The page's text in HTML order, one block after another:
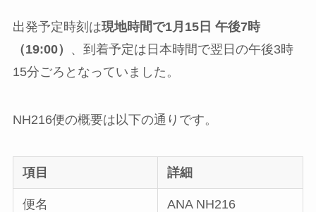
出発予定時刻は現地時間で1月15日 午後7時
（19:00）
、到着予定は日本時間で翌日の午後3時
15分ごろとなっていました。
NH216便の概要は以下の通りです。
項目 詳細
便名 ANA NH216